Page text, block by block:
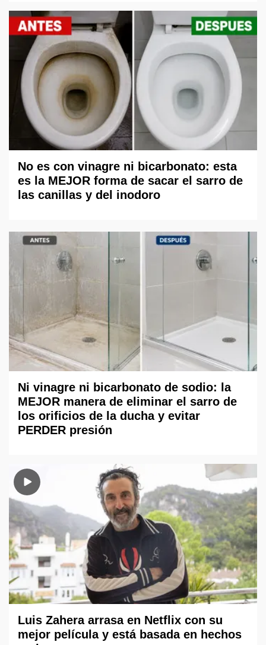
No es con vinagre ni bicarbonato: esta
es la MEJOR forma de sacar el sarro de
las canillas y del inodoro
Ni vinagre ni bicarbonato de sodio: la
MEJOR manera de eliminar el sarro de
los orificios de la ducha y evitar
PERDER presión
Luis Zahera arrasa en Netflix con su
mejor película y está basada en hechos